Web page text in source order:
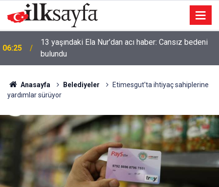
06:25
13 yaşındaki Ela Nur’dan acı haber: Cansız bedeni
bulundu
Anasayfa Belediyeler
Etimesgut'ta ihtiyaç sahiplerine
yardımlar sürüyor